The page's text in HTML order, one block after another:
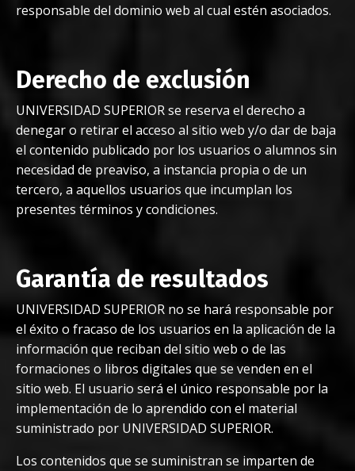
responsable del dominio web al cual estén asociados.
Derecho de exclusión
UNIVERSIDAD SUPERIOR se reserva el derecho a
denegar o retirar el acceso al sitio web y/o dar de baja
el contenido publicado por los usuarios o alumnos sin
necesidad de preaviso, a instancia propia o de un
tercero, a aquellos usuarios que incumplan los
presentes términos y condiciones.
Garantía de resultados
UNIVERSIDAD SUPERIOR no se hará responsable por
el éxito o fracaso de los usuarios en la aplicación de la
información que reciban del sitio web o de las
formaciones o libros digitales que se venden en el
sitio web. El usuario será el único responsable por la
implementación de lo aprendido con el material
suministrado por UNIVERSIDAD SUPERIOR.
Los contenidos que se suministran se imparten de